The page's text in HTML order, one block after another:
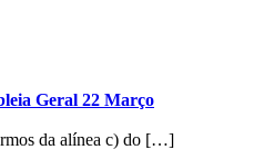
Geral 22 Março
da alínea c) do […]